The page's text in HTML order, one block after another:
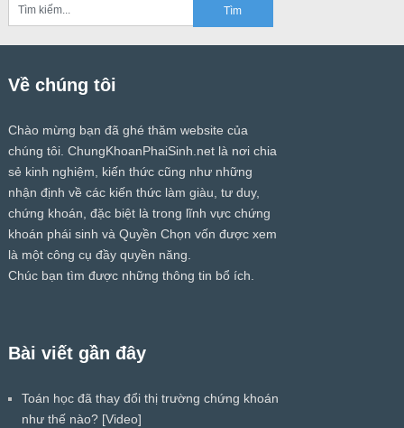
Về chúng tôi
Chào mừng bạn đã ghé thăm website của
chúng tôi. ChungKhoanPhaiSinh.netlà nơi chia
sẻ kinh nghiệm, kiến thức cũng như những
nhận định về các kiến thức làm giàu, tư duy,
chứng khoán, đặc biệt là trong lĩnh vực chứng
khoán phái sinh và Quyền Chọn vốn được xem
là một công cụ đầy quyền năng.
Chúc bạn tìm được những thông tin bổ ích.
Bài viết gần đây
Toán học đã thay đổi thị trường chứng khoán
như thế nào? [Video]